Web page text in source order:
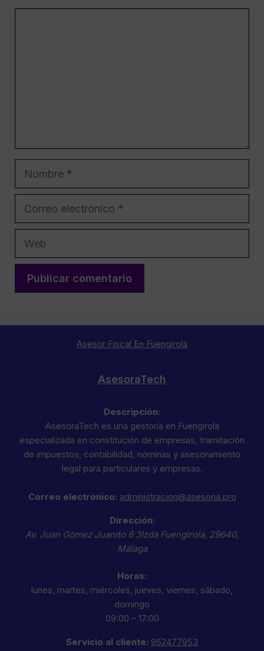
Nombre
Correo
Web
Asesor Fiscal En Fuengirola
AsesoraTech
Descripción:
AsesoraTech es una gestoría en Fuengirola
especializada en constitución de empresas, tramitación
de impuestos, contabilidad, nóminas y asesoramiento
legal para particulares y empresas.
Correo electrónico: administracion@asesoria.pro
Dirección:
Av. Juan Gómez Juanito 6 3Izda Fuengirola, 29640,
Málaga
Horas:
lunes, martes, miércoles, jueves, viernes, sábado,
domingo
09:00 – 17:00
Servicio al cliente: 952477953